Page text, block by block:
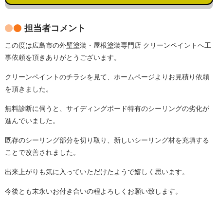
担当者コメント
この度は広島市の外壁塗装・屋根塗装専門店 クリーンペイントへ工
事依頼を頂きありがとうございます。
クリーンペイントのチラシを見て、ホームページよりお見積り依頼
を頂きました。
無料診断に伺うと、サイディングボード特有のシーリングの劣化が
進んでいました。
既存のシーリング部分を切り取り、新しいシーリング材を充填する
ことで改善されました。
出来上がりも気に入っていただけたようで嬉しく思います。
今後とも末永いお付き合いの程よろしくお願い致します。